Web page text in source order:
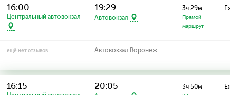
16:00
Центральный автовокзал
19:29
Автовокзал
3ч 29м
Прямой
маршрут
ещё нет отзывов Автовокзал Воронеж
16:15 20:05 3ч 50м